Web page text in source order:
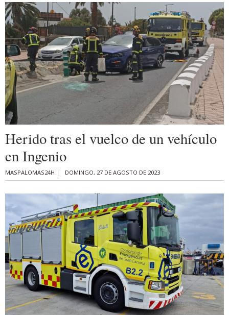
Herido tras el vuelco de un vehículo
en Ingenio
MASPALOMAS24H | DOMINGO, 27 DE AGOSTO DE 2023